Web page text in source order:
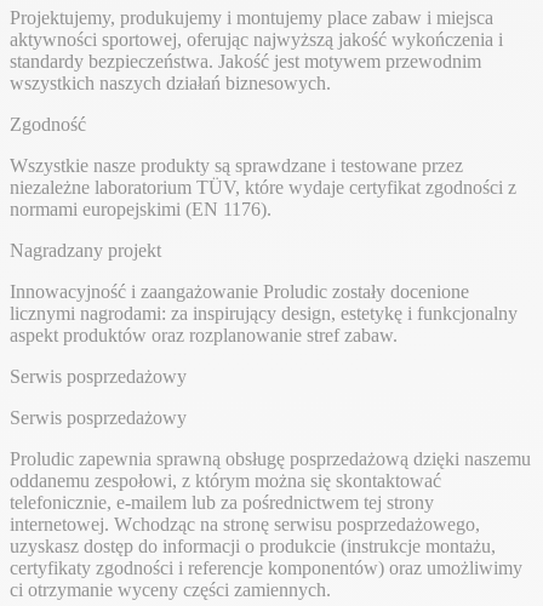
Projektujemy, produkujemy i montujemy place zabaw i miejsca
aktywności sportowej, oferując najwyższą jakość wykończenia i
standardy bezpieczeństwa. Jakość jest motywem przewodnim
wszystkich naszych działań biznesowych.
Zgodność
Wszystkie nasze produkty są sprawdzane i testowane przez
niezależne laboratorium TÜV, które wydaje certyfikat zgodności z
normami europejskimi (EN 1176).
Nagradzany projekt
Innowacyjność i zaangażowanie Proludic zostały docenione
licznymi nagrodami: za inspirujący design, estetykę i funkcjonalny
aspekt produktów oraz rozplanowanie stref zabaw.
Serwis posprzedażowy
Serwis posprzedażowy
Proludic zapewnia sprawną obsługę posprzedażową dzięki naszemu
oddanemu zespołowi, z którym można się skontaktować
telefonicznie, e-mailem lub za pośrednictwem tej strony
internetowej. Wchodząc na stronę serwisu posprzedażowego,
uzyskasz dostęp do informacji o produkcie (instrukcje montażu,
certyfikaty zgodności i referencje komponentów) oraz umożliwimy
ci otrzymanie wyceny części zamiennych.